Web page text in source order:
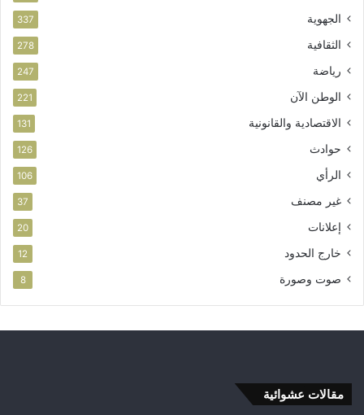
الجهوية 337
الثقافية 278
رياضة 247
الوطن الآن 221
الاقتصادية والقانونية 131
حوادث 126
الرأي 106
غير مصنف 37
إعلانات 20
خارج الحدود 12
صوت وصورة 8
مقالات عشوائية